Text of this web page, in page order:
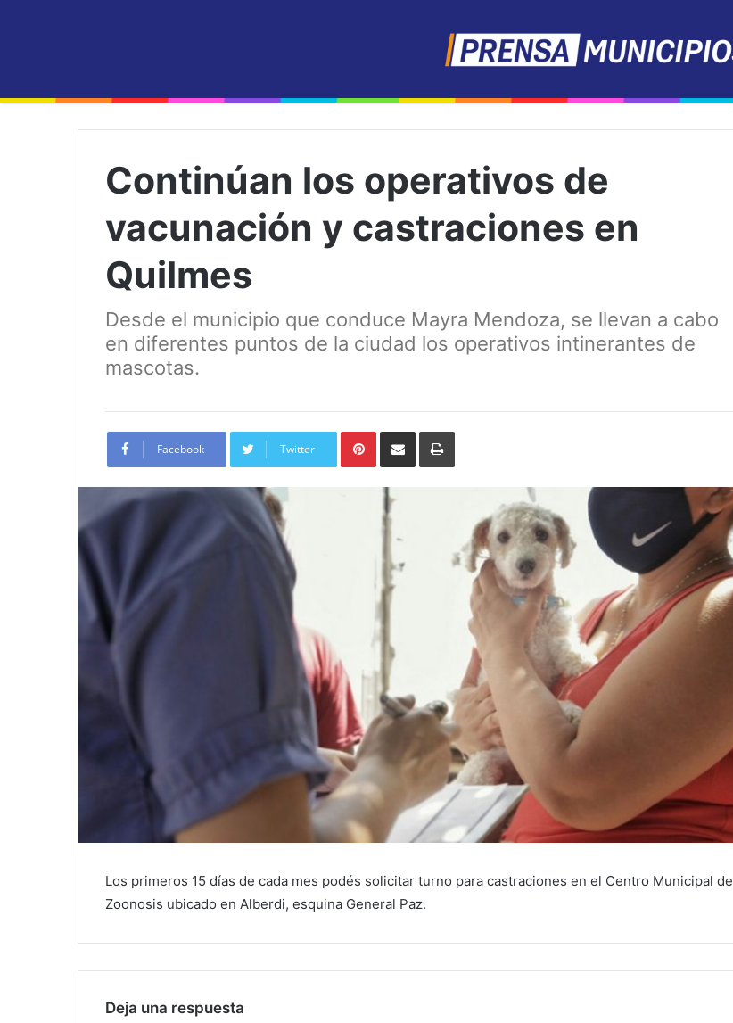
Continúan los operativos de
vacunación y castraciones en
Quilmes
Desde el municipio que conduce Mayra Mendoza, se llevan a cabo
en diferentes puntos de la ciudad los operativos intinerantes de
mascotas.
Facebook Twitter
PinterestShare
Email
Print
Los primeros 15 días de cada mes podés solicitar turno para castraciones en el Centro Municipal de
Zoonosis ubicado en Alberdi, esquina General Paz.
Deja una respuesta